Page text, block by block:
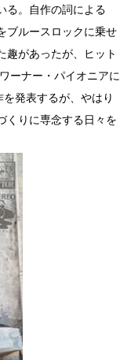
る。自作の詞による
ブルースロックに乗せ
趣があったが、ヒット
ーナー・パイオニアに
発表するが、やはり
くりに専念する日々を